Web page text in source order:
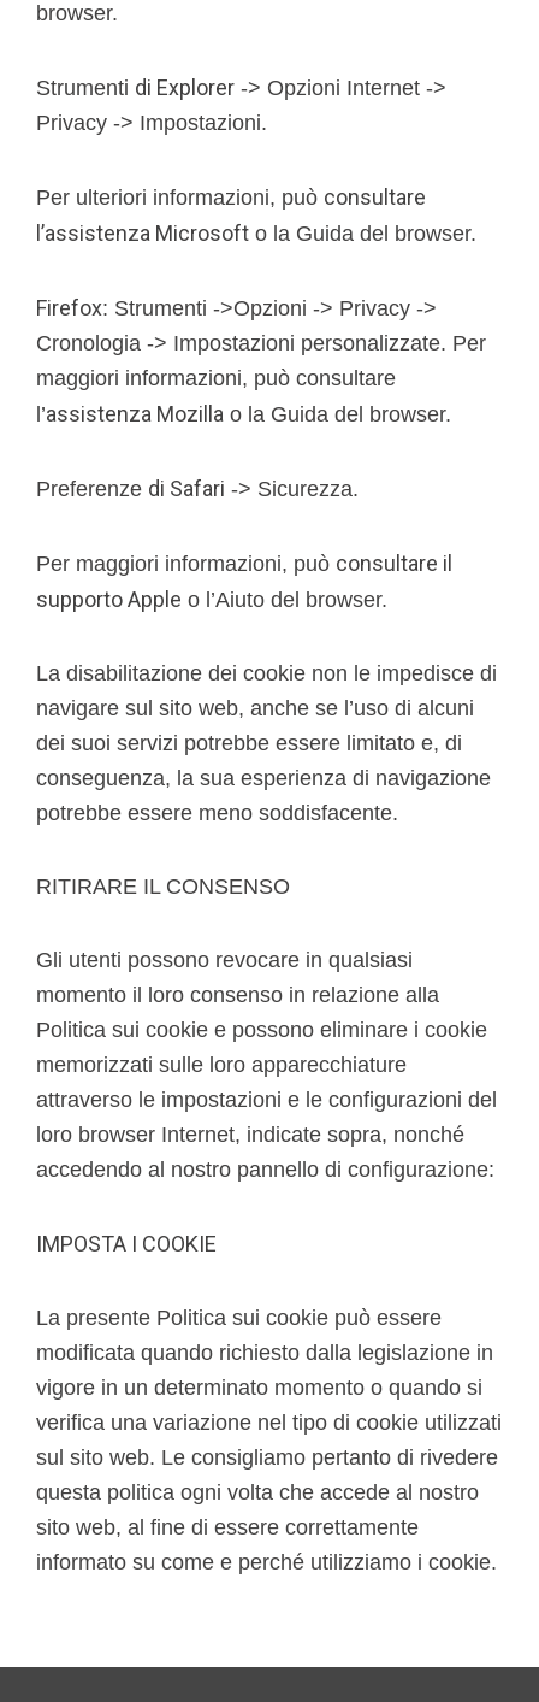
browser.
Strumenti di Explorer -> Opzioni Internet ->
Privacy -> Impostazioni.
Per ulteriori informazioni, può consultare
l’assistenza Microsoft o la Guida del browser.
Firefox: Strumenti ->Opzioni -> Privacy ->
Cronologia -> Impostazioni personalizzate. Per
maggiori informazioni, può consultare
l’assistenza Mozilla o la Guida del browser.
Preferenze di Safari -> Sicurezza.
Per maggiori informazioni, può consultare il
supporto Apple o l’Aiuto del browser.
La disabilitazione dei cookie non le impedisce di
navigare sul sito web, anche se l’uso di alcuni
dei suoi servizi potrebbe essere limitato e, di
conseguenza, la sua esperienza di navigazione
potrebbe essere meno soddisfacente.
RITIRARE IL CONSENSO
Gli utenti possono revocare in qualsiasi
momento il loro consenso in relazione alla
Politica sui cookie e possono eliminare i cookie
memorizzati sulle loro apparecchiature
attraverso le impostazioni e le configurazioni del
loro browser Internet, indicate sopra, nonché
accedendo al nostro pannello di configurazione:
IMPOSTA I COOKIE
La presente Politica sui cookie può essere
modificata quando richiesto dalla legislazione in
vigore in un determinato momento o quando si
verifica una variazione nel tipo di cookie utilizzati
sul sito web. Le consigliamo pertanto di rivedere
questa politica ogni volta che accede al nostro
sito web, al fine di essere correttamente
informato su come e perché utilizziamo i cookie.